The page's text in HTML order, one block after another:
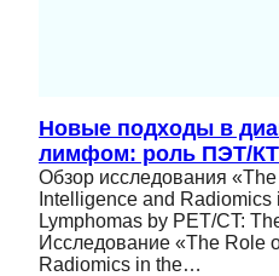
Новые подходы в
лимфом: роль ПЭТ/КТ
Обзор исследования «The
Intelligence and
Lymphomas by PET/CT:
Исследование «The Role
Radiomics in the…